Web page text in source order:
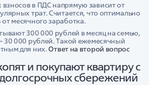
в ПДС напрямую зависит от
трат. Считается, что оптимально
месячного заработка.
300 000 рублей в месяц на семью,
30 000 рублей. Такой ежемесячный
для них.Ответ на второй вопрос
и покупают квартиру с
сбережений